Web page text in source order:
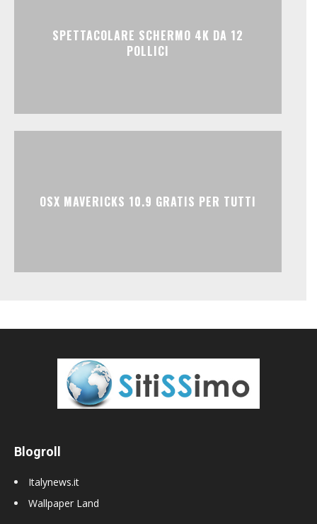
SPETTACOLARE SCHERMO 4K DA 12
POLLICI
OSX MAVERICKS 10.9 GRATIS PER TUTTI
Blogroll
Italynews.it
Wallpaper Land